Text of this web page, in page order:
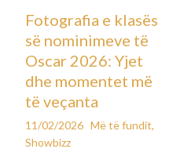
Fotografia e klasës
së nominimeve të
Oscar 2026: Yjet
dhe momentet më
të veçanta
11/02/2026 Më të fundit,
Showbizz